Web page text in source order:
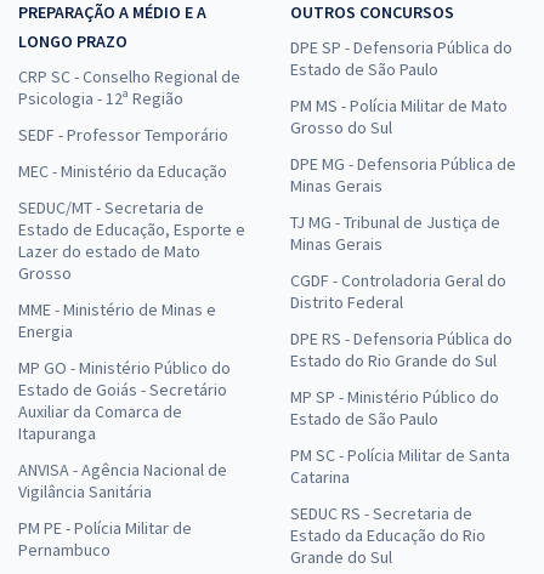
PREPARAÇÃO A MÉDIO E A
LONGO PRAZO
CRP SC - Conselho Regional de
Psicologia - 12ª Região
SEDF - Professor Temporário
MEC - Ministério da Educação
SEDUC/MT - Secretaria de
Estado de Educação, Esporte e
Lazer do estado de Mato
Grosso
MME - Ministério de Minas e
Energia
MP GO - Ministério Público do
Estado de Goiás - Secretário
Auxiliar da Comarca de
Itapuranga
ANVISA - Agência Nacional de
Vigilância Sanitária
PM PE - Polícia Militar de
Pernambuco
OUTROS CONCURSOS
DPE SP - Defensoria Pública do
Estado de São Paulo
PM MS - Polícia Militar de Mato
Grosso do Sul
DPE MG - Defensoria Pública de
Minas Gerais
TJ MG - Tribunal de Justiça de
Minas Gerais
CGDF - Controladoria Geral do
Distrito Federal
DPE RS - Defensoria Pública do
Estado do Rio Grande do Sul
MP SP - Ministério Público do
Estado de São Paulo
PM SC - Polícia Militar de Santa
Catarina
SEDUC RS - Secretaria de
Estado da Educação do Rio
Grande do Sul